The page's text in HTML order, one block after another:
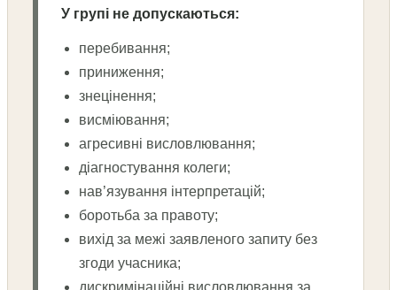
У групі не допускаються:
перебивання;
приниження;
знецінення;
висміювання;
агресивні висловлювання;
діагностування колеги;
нав’язування інтерпретацій;
боротьба за правоту;
вихід за межі заявленого запиту без
згоди учасника;
дискримінаційні висловлювання за